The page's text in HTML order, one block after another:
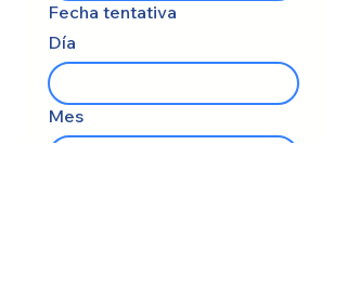
Fecha tentativa
Día
Mes